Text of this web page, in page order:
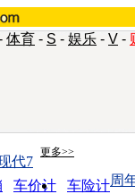
体育 - S - 娱乐 - V -
更多>>
车价计
车险计
代7
周